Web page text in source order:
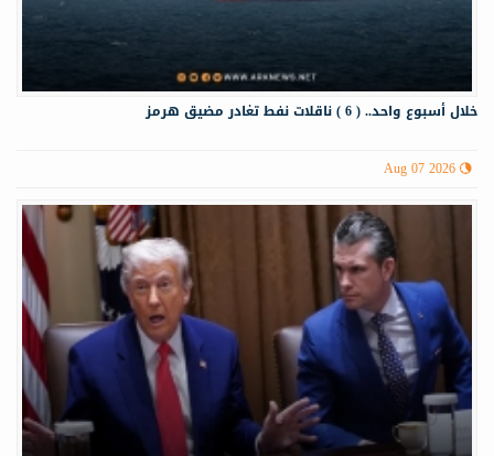
خلال أسبوع واحد.. ( 6 ) ناقلات نفط تغادر مضيق هرمز
Aug 07 2026